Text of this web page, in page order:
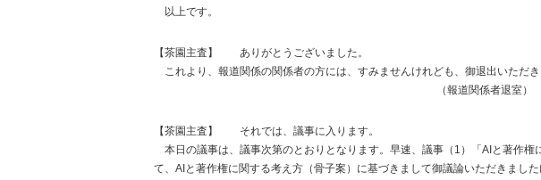
以上です。
【茶園主査】
ありがとうございました。
これより、報道関係の関係者の方には、すみませんけれども、御退出いただ
（報道関係者退室）
【茶園主査】
それでは、議事に入ります。
本日の議事は、議事次第のとおりとなります。早速、議事（1）「AIと著作
て、AIと著作権に関する考え方（骨子案）に基づきまして御議論いただきまし